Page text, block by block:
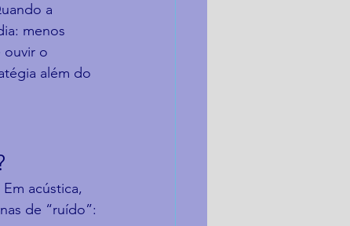
a
menos
ouvir o
além do
acústica,
de “ruído”: